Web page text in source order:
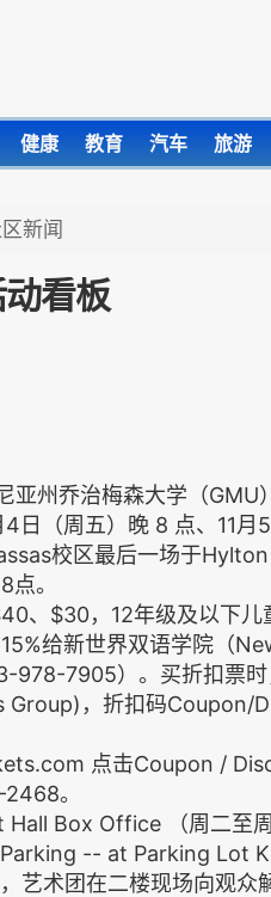
健康 教育 汽车 旅游
新闻
看板
亚州乔治梅森大学（
日（周五）晚 8 点、11
校区最后一场于
。
、$30，12年级及以下儿
给新世界双语学院（
978-7905）。买折扣票
，折扣码Coupon/
点击Coupon /
。
Box Office （周二至
Parking -- at Parking Lot
艺术团在二楼现场向观众